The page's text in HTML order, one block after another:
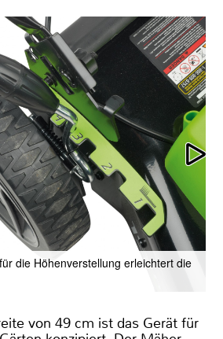
die Höhenverstellung erleichtert die
von 49 cm ist das Gerät für